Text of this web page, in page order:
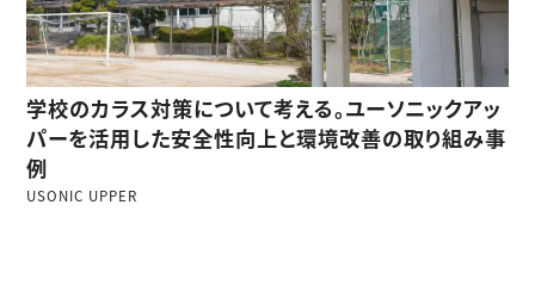
学校のカラス対策について考える。ユーソニックアッ
パーを活用した安全性向上と環境改善の取り組み事
例
USONIC UPPER